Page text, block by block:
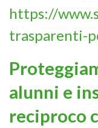
https://
trasparenti-
alunni e
reciproco